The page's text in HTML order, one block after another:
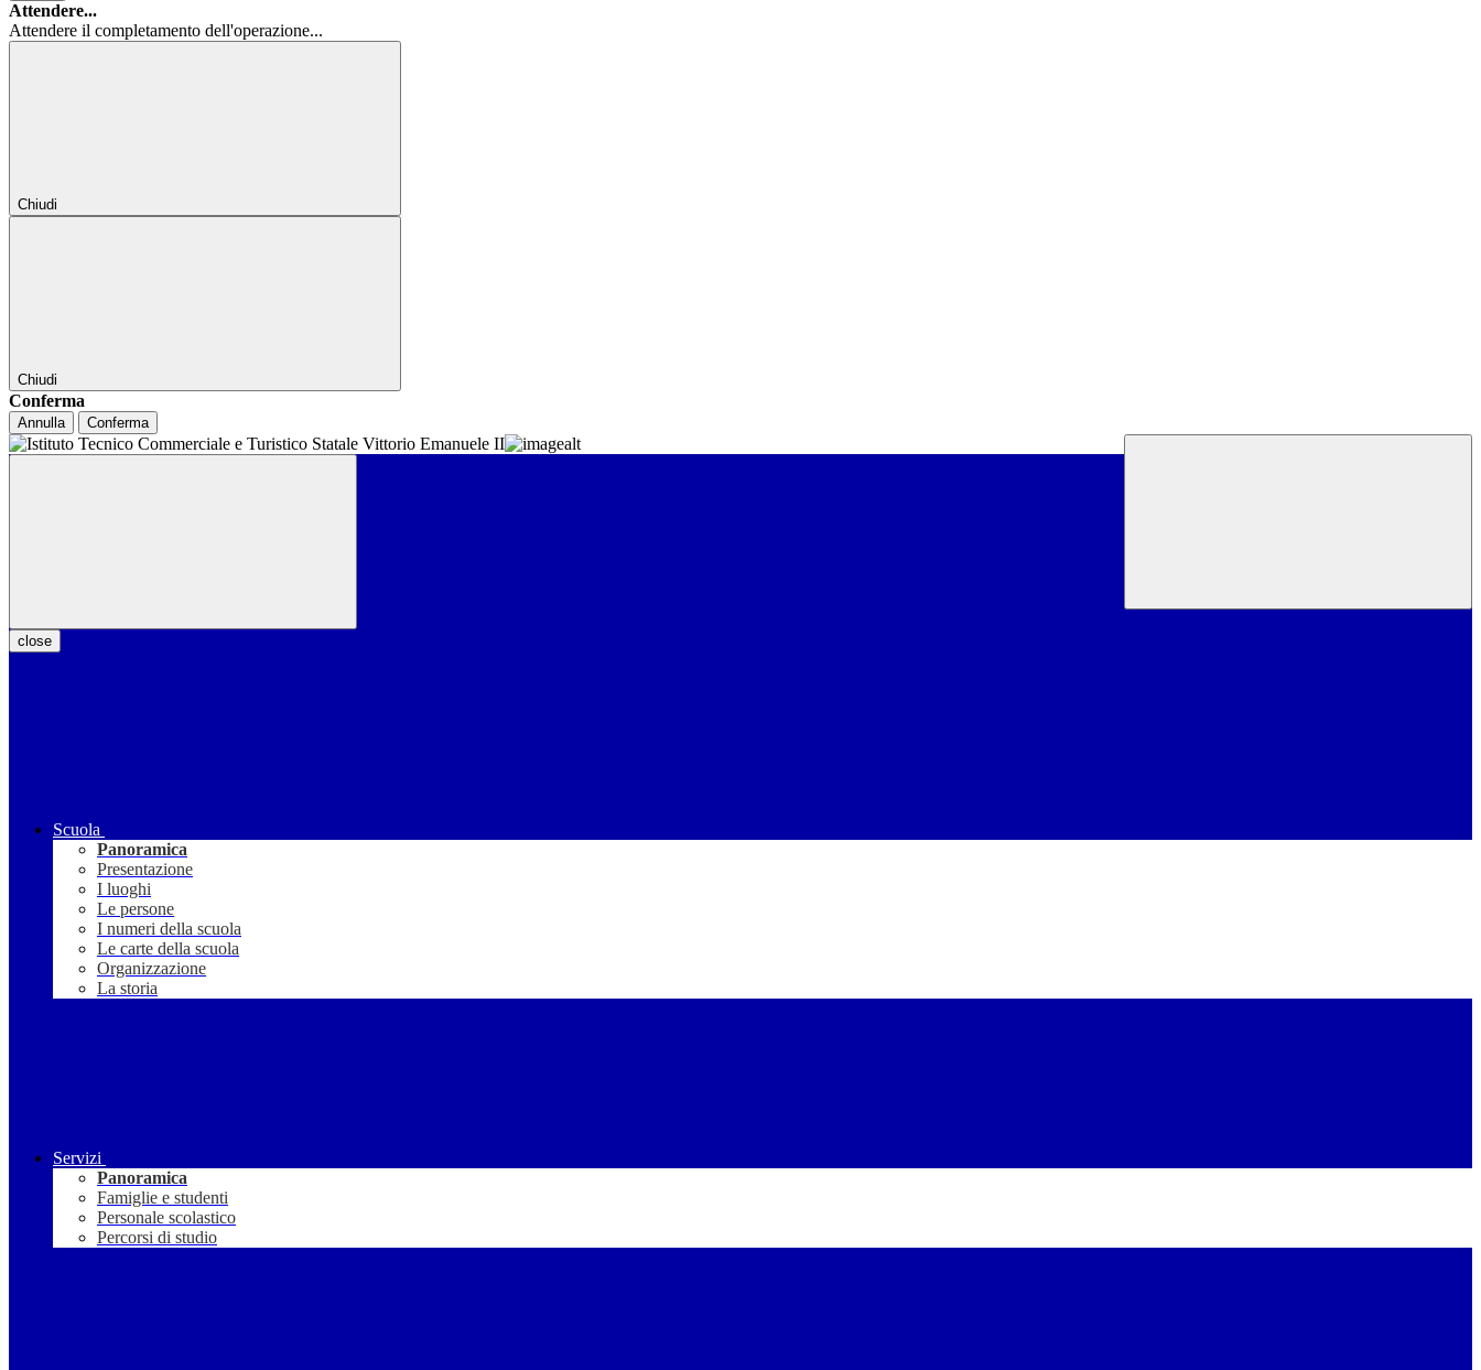
Attendere...
Attendere il completamento dell'operazione...
Chiudi
Chiudi
Conferma
Annulla Conferma
close
Scuola
Panoramica
Presentazione
I luoghi
Le persone
I numeri della scuola
Le carte della scuola
Organizzazione
La storia
Servizi
Panoramica
Famiglie e studenti
Personale scolastico
Percorsi di studio